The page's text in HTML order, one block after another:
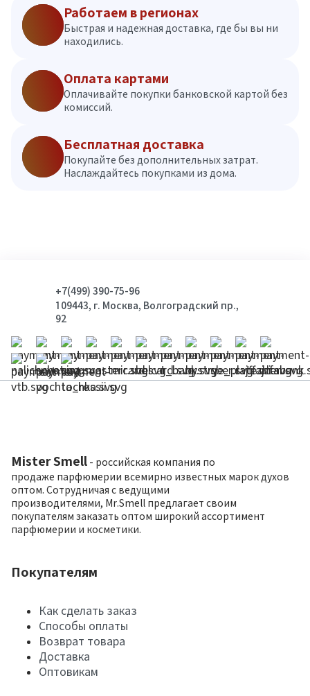
Работаем в регионах
Быстрая и надежная доставка, где бы вы ни
находились.
Оплата картами
Оплачивайте покупки банковской картой без
комиссий.
Бесплатная доставка
Покупайте без дополнительных затрат.
Наслаждайтесь покупками из дома.
+7(499) 390-75-96
109443, г. Москва, Волгоградский пр.,
92
Mister Smell - российская компания по
продаже парфюмерии всемирно известных марок духов
оптом. Сотрудничая с ведущими
производителями, Mr.Smell предлагает своим
покупателям заказать оптом широкий ассортимент
парфюмерии и косметики.
Покупателям
Как сделать заказ
Способы оплаты
Возврат товара
Доставка
Оптовикам